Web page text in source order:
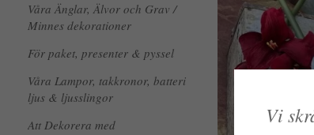
Våra Änglar, Älvor och Grav /
Minnes dekorationer
För paket, presenter & pyssel
Våra Lampor, takkronor, batteri
ljus & ljusslingor
Att Dekorera med
Vi